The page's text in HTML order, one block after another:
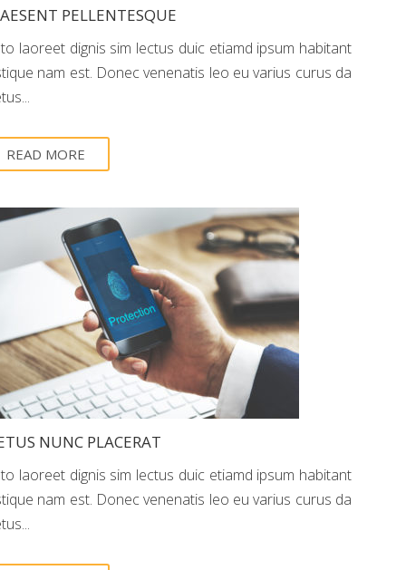
PELLENTESQUE
laoreet dignis sim lectus duic etiamd ipsum habitant
nam est. Donec venenatis leo eu varius curus da
READ MORE
NUNC PLACERAT
laoreet dignis sim lectus duic etiamd ipsum habitant
nam est. Donec venenatis leo eu varius curus da